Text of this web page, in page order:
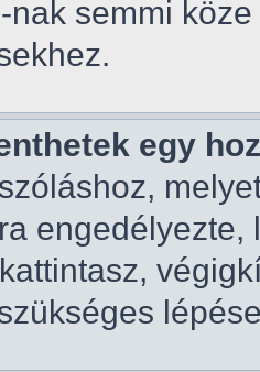
nak semmi
egy